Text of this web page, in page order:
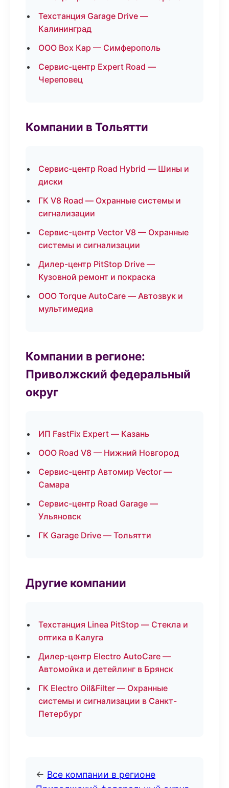
Техстанция Garage Drive —
Калининград
ООО Box Кар — Симферополь
Сервис-центр Expert Road —
Череповец
Компании в Тольятти
Сервис-центр Road Hybrid — Шины и
диски
ГК V8 Road — Охранные системы и
сигнализации
Сервис-центр Vector V8 — Охранные
системы и сигнализации
Дилер-центр PitStop Drive —
Кузовной ремонт и покраска
ООО Torque AutoCare — Автозвук и
мультимедиа
Компании в регионе:
Приволжский федеральный
округ
ИП FastFix Expert — Казань
ООО Road V8 — Нижний Новгород
Сервис-центр Автомир Vector —
Самара
Сервис-центр Road Garage —
Ульяновск
ГК Garage Drive — Тольятти
Другие компании
Техстанция Linea PitStop — Стекла и
оптика в Калуга
Дилер-центр Electro AutoCare —
Автомойка и детейлинг в Брянск
ГК Electro Oil&Filter — Охранные
системы и сигнализации в Санкт-
Петербург
← Все компании в регионе